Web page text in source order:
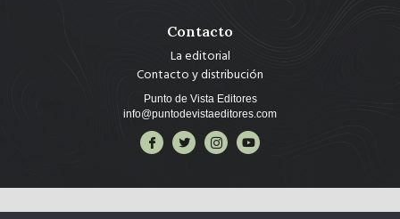
Contacto
La editorial
Contacto y distribución
Punto de Vista Editores
info@puntodevistaeditores.com